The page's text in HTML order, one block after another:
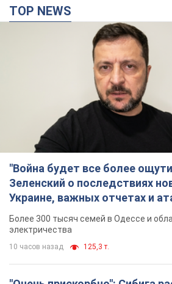
TOP NEWS
"Война будет все более
Зеленский о последствиях
Украине, важных отчетах и
противника. Видео
Более 300 тысяч семей в Одессе и
электричества
10 часов назад 125,3 т.